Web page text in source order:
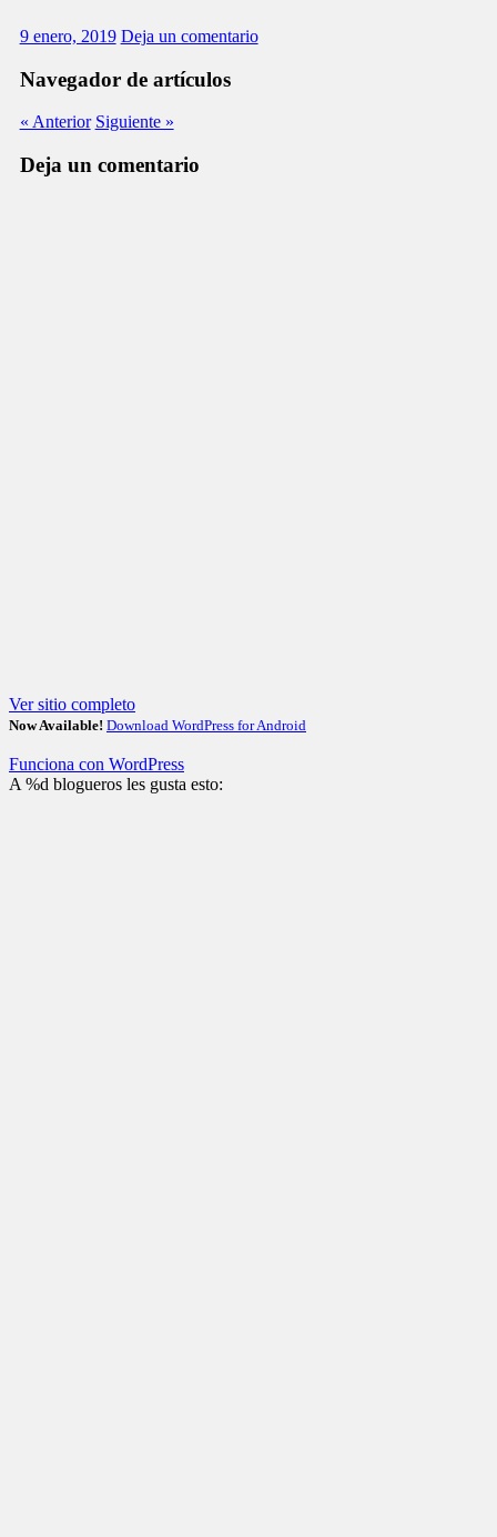
9 enero, 2019 Deja un comentario
Navegador de artículos
« Anterior Siguiente »
Deja un comentario
Ver sitio completo
Now Available! Download WordPress for Android
Funciona con WordPress
A %d blogueros les gusta esto: